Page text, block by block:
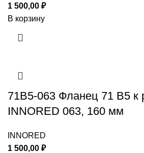
1 500,00 ₽
В корзину
71B5-063 Фланец 71 B5 к
INNORED 063, 160 мм
INNORED
1 500,00 ₽